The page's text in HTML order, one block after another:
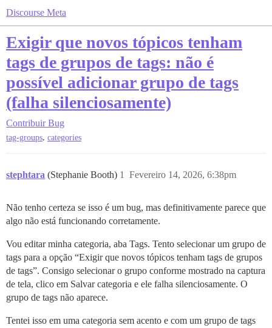
Discourse Meta
Exigir que novos tópicos tenham
tags de grupos de tags: não é
possível adicionar grupo de tags
(falha silenciosamente)
Contribuir Bug
tag-groups, categories
stephtara (Stephanie Booth) Fevereiro 14, 2026, 6:38pm
1
Não tenho certeza se isso é um bug, mas definitivamente parece que
algo não está funcionando corretamente.
Vou editar minha categoria, aba Tags. Tento selecionar um grupo de
tags para a opção “Exigir que novos tópicos tenham tags de grupos
de tags”. Consigo selecionar o grupo conforme mostrado na captura
de tela, clico em Salvar categoria e ele falha silenciosamente. O
grupo de tags não aparece.
Tentei isso em uma categoria sem acento e com um grupo de tags